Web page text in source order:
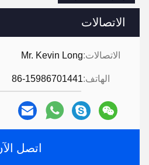
الاتصالات
الاتصالات:Mr. Kevin Long
الهاتف:86-15986701441
اتصل